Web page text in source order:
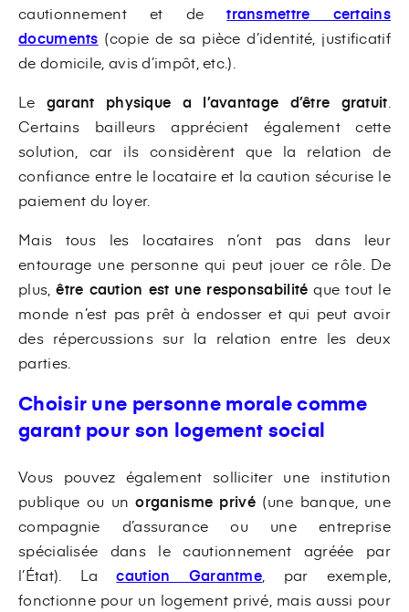
cautionnement et detransmettre certains
documents (copie de sa pièce d’identité, justificatif
de domicile, avis d’impôt, etc.).
Le garant physique a l’avantage d’être gratuit
Certains bailleurs apprécient également cette
solution, car ils considèrent que la relation de
confiance entre le locataire et la caution sécurise le
paiement du loyer.
Mais tous les locataires n’ont pas dans leur
entourage une personne qui peut jouer ce rôle. De
plus,être caution est une responsabilité que tout le
monde n’est pas prêt à endosser et qui peut avoir
des répercussions sur la relation entre les deux
parties.
Choisir une personne morale comme
garant pour son logement social
Vous pouvez également solliciter une institution
publique ou unorganisme privé(une banque, une
compagnie d’assurance ou une entreprise
spécialisée dans le cautionnement agréée par
l’État). Lacaution Garantme , par exemple,
fonctionne pour un logement privé, mais aussi pour